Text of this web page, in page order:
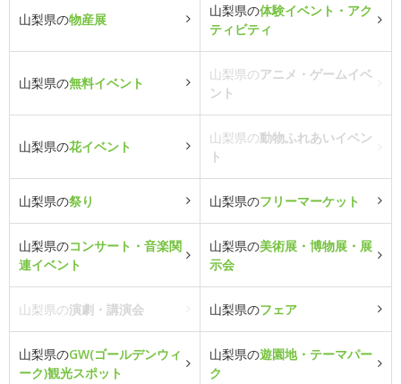
山梨県の物産展
山梨県の体験イベント・アク
ティビティ
山梨県の無料イベント
山梨県のアニメ・ゲームイベ
ント
山梨県の花イベント
山梨県の動物ふれあいイベン
ト
山梨県の祭り 山梨県のフリーマーケット
山梨県のコンサート・音楽関
連イベント
山梨県の美術展・博物展・展
示会
山梨県の演劇・講演会 山梨県のフェア
山梨県のGW(ゴールデンウィ
ーク)観光スポット
山梨県の遊園地・テーマパー
ク